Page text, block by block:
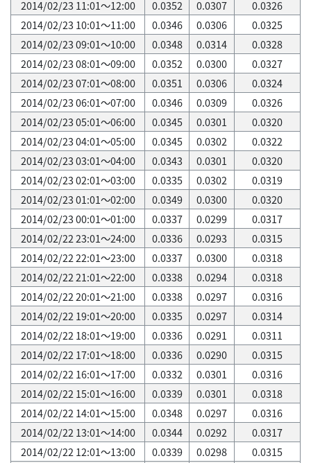
2014/02/23 11:01～12:00
0.0352 0.0307
0.0326
2014/02/23 10:01～11:00
0.0346 0.0306
0.0325
2014/02/23 09:01～10:00
0.0348 0.0314
0.0328
2014/02/23 08:01～09:00
0.0352 0.0300
0.0327
2014/02/23 07:01～08:00
0.0351 0.0306
0.0324
2014/02/23 06:01～07:00
0.0346 0.0309
0.0326
2014/02/23 05:01～06:00
0.0345 0.0301
0.0320
2014/02/23 04:01～05:00
0.0345 0.0302
0.0322
2014/02/23 03:01～04:00
0.0343 0.0301
0.0320
2014/02/23 02:01～03:00
0.0335 0.0302
0.0319
2014/02/23 01:01～02:00
0.0349 0.0300
0.0320
2014/02/23 00:01～01:00
0.0337 0.0299
0.0317
2014/02/22 23:01～24:00
0.0336 0.0293
0.0315
2014/02/22 22:01～23:00
0.0337 0.0300
0.0318
2014/02/22 21:01～22:00
0.0338 0.0294
0.0318
2014/02/22 20:01～21:00
0.0338 0.0297
0.0316
2014/02/22 19:01～20:00
0.0335 0.0297
0.0314
2014/02/22 18:01～19:00
0.0336 0.0291
0.0311
2014/02/22 17:01～18:00
0.0336 0.0290
0.0315
2014/02/22 16:01～17:00
0.0332 0.0301
0.0316
2014/02/22 15:01～16:00
0.0339 0.0301
0.0318
2014/02/22 14:01～15:00
0.0348 0.0297
0.0316
2014/02/22 13:01～14:00
0.0344 0.0292
0.0317
2014/02/22 12:01～13:00
0.0339 0.0298
0.0315